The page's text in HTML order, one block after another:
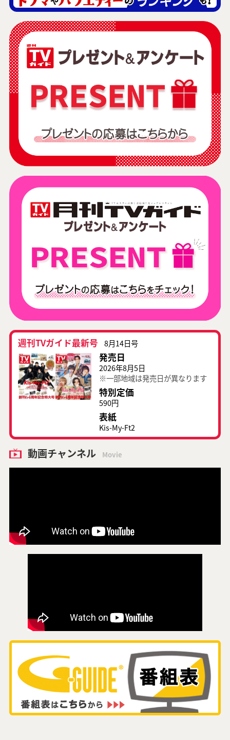
週刊TVガイド最新号 8月14日号
発売日
2026年8月5日
※一部地域は発売日が異なります
特別定価
590円
表紙
Kis-My-Ft2
動画チャンネル Movie